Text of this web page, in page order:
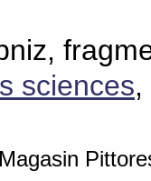
sciences